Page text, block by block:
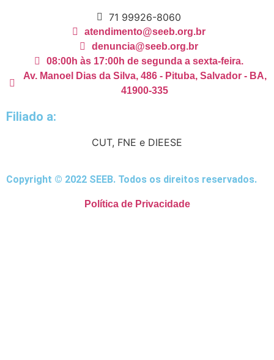
71 99926-8060
atendimento@seeb.org.br
denuncia@seeb.org.br
08:00h às 17:00h de segunda a sexta-feira.
Av. Manoel Dias da Silva, 486 - Pituba, Salvador - BA,
41900-335
Filiado a:
CUT, FNE e DIEESE
Copyright © 2022 SEEB. Todos os direitos reservados.
Política de Privacidade